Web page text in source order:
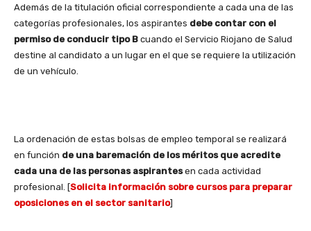
Además de la titulación oficial correspondiente a cada una de las
categorías profesionales, los aspirantes debe contar con el
permiso de conducir tipo B cuando el Servicio Riojano de Salud
destine al candidato a un lugar en el que se requiere la utilización
de un vehículo.
La ordenación de estas bolsas de empleo temporal se realizará
en función de una baremación de los méritos que acredite
cada una de las personas aspirantesen cada actividad
profesional. [Solicita información sobre cursos para preparar
oposiciones en el sector sanitario]